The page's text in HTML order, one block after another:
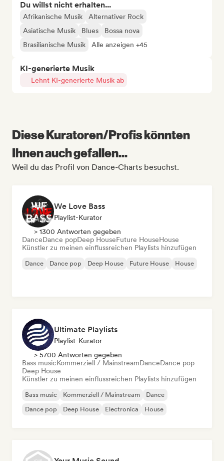
Du willst nicht erhalten...
Afrikanische Musik
Alternativer Rock
Asiatische Musik
Blues
Bossa nova
Brasilianische Musik
Alle anzeigen +45
KI-generierte Musik
Lehnt KI-generierte Musik ab
Diese Kuratoren/Profis könnten
Ihnen auch gefallen...
Weil du das Profil von Dance-Charts besuchst.
We Love Bass
Playlist-Kurator
> 1300 Antworten gegeben
DanceDance popDeep HouseFuture HouseHouse
Künstler zu meinen einflussreichen Playlists hinzufügen
Dance Dance pop Deep House Future House House
Ultimate Playlists
Playlist-Kurator
> 5700 Antworten gegeben
Bass musicKommerziell / MainstreamDanceDance pop
Deep House
Künstler zu meinen einflussreichen Playlists hinzufügen
Bass music Kommerziell / Mainstream
Dance
Dance pop
Deep House Electronica House